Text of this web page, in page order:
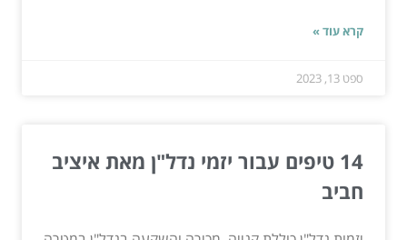
קרא עוד »
ספט 13, 2023
14 טיפים עבור יזמי נדל"ן מאת איציב
חביב